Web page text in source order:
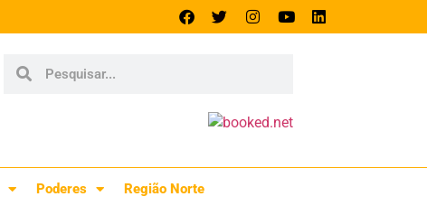
Poderes Região Norte